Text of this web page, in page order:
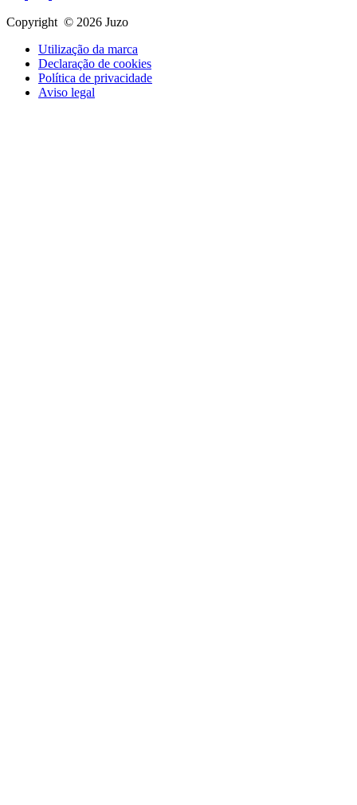
Copyright © 2026 Juzo
Utilização da marca
Declaração de cookies
Política de privacidade
Aviso legal